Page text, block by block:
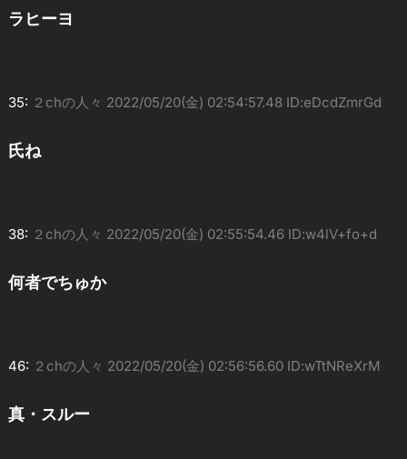
ラヒーヨ
35: ２chの人々 2022/05/20(金) 02:54:57.48 ID:eDcdZmrGd
氏ね
38: ２chの人々 2022/05/20(金) 02:55:54.46 ID:w4lV+fo+d
何者でちゅか
46: ２chの人々 2022/05/20(金) 02:56:56.60 ID:wTtNReXrM
真・スルー